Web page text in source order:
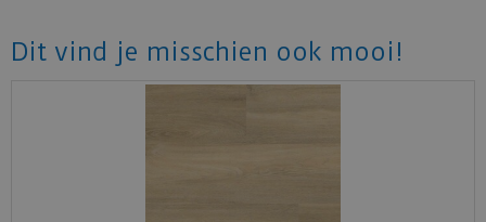
Dit vind je misschien ook mooi!